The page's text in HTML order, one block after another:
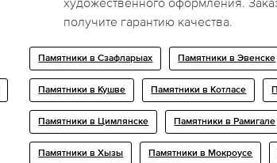
получите гарантию качества.
Памятники в Сзафларыах Памятники в Эвенске
Памятники в Кушве Памятники в Котласе
Памятники в Цимлянске Памятники в Рамигале
Памятники в Хызы Памятники в Мокроусе